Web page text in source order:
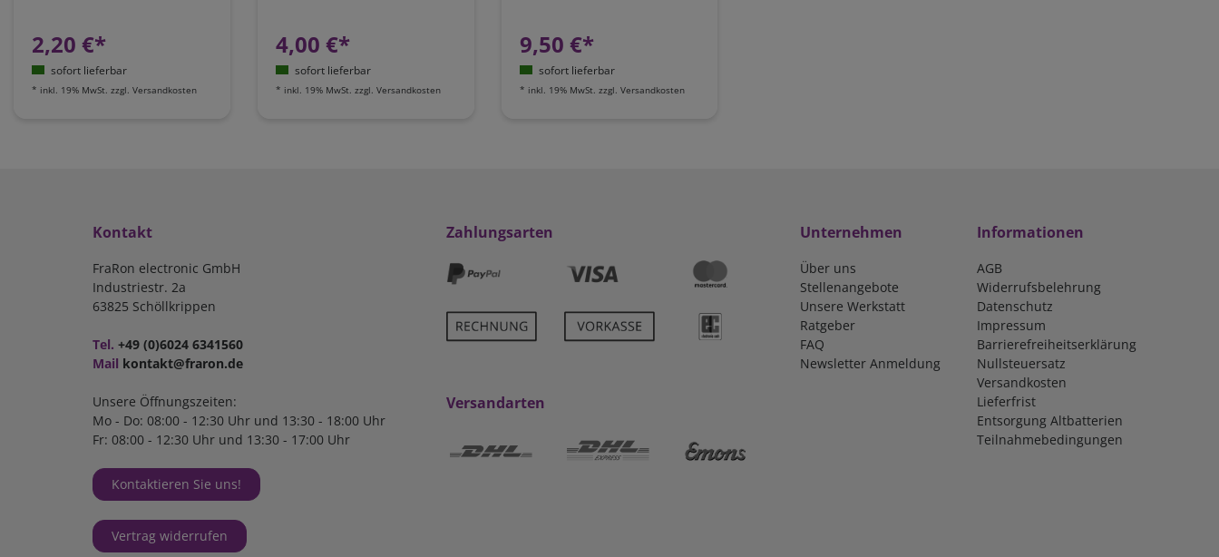
2,20 €*
sofort lieferbar
* inkl. 19% MwSt. zzgl. Versandkosten
4,00 €*
sofort lieferbar
* inkl. 19% MwSt. zzgl. Versandkosten
9,50 €*
sofort lieferbar
* inkl. 19% MwSt. zzgl. Versandkosten
Kontakt
FraRon electronic GmbH
Industriestr. 2a
63825 Schöllkrippen
Tel. +49 (0)6024 6341560
Mail kontakt@fraron.de
Unsere Öffnungszeiten:
Mo - Do: 08:00 - 12:30 Uhr und 13:30 - 18:00 Uhr
Fr: 08:00 - 12:30 Uhr und 13:30 - 17:00 Uhr
Kontaktieren Sie uns!
Vertrag widerrufen
Zahlungsarten
Versandarten
Unternehmen
Über uns
Stellenangebote
Unsere Werkstatt
Ratgeber
FAQ
Newsletter Anmeldung
Informationen
AGB
Widerrufsbelehrung
Datenschutz
Impressum
Barrierefreiheitserklärung
Nullsteuersatz
Versandkosten
Lieferfrist
Entsorgung Altbatterien
Teilnahmebedingungen